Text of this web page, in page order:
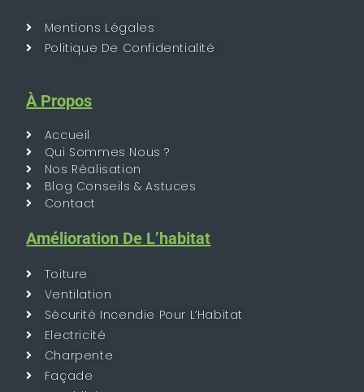
Mentions Légales
Politique De Confidentialité
À Propos
Accueil
Qui Sommes Nous ?
Nos Réalisation
Blog Conseils & Astuces
Contact
Amélioration De L’habitat
Toiture
Ventilation
Sécurité Incendie Pour L’Habitat
Electricité
Charpente
Façade